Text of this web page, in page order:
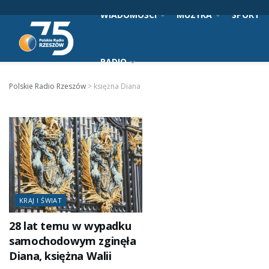
WIADOMOŚCI MUZYKA SPORT
RADIO
Polskie Radio Rzeszów > księżna Diana
KRAJ I ŚWIAT
28 lat temu w wypadku
samochodowym zginęła
Diana, księżna Walii